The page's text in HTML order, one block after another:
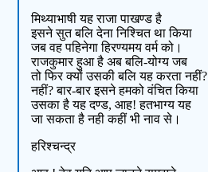
मिथ्याभाषी यह राजा पाखण्ड है
इसने सुत बलि देना निश्चित था किया
जब वह पहिनेगा हिरण्यमय वर्म को।
राजकुमार हुआ है अब बलि-योग्य जब
तो फिर क्यों उसकी बलि यह करता नहीं?
नहीं? बार-बार इसने हमको वंचित किया
उसका है यह दण्ड, आह! हतभाग्य यह
जा सकता है नही कहीं भी नाव से।
हरिश्चन्द्र